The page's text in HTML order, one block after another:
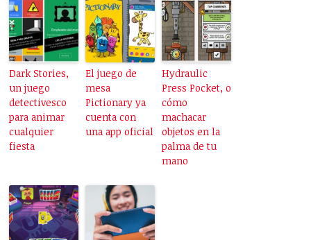
Dark Stories,
un juego
detectivesco
para animar
cualquier
fiesta
El juego de
mesa
Pictionary ya
cuenta con
una app oficial
Hydraulic
Press Pocket, o
cómo
machacar
objetos en la
palma de tu
mano